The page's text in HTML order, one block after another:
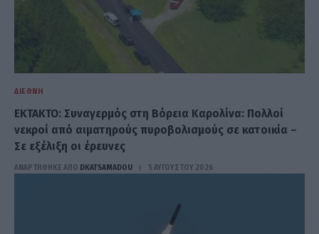
ΔΙΕΘΝΉ
EKTAKTO: Συναγερμός στη Βόρεια Καρολίνα: Πολλοί
νεκροί από αιματηρούς πυροβολισμούς σε κατοικία –
Σε εξέλιξη οι έρευνες
ΑΝΑΡΤΗΘΗΚΕ ΑΠΟ DKATSAMADOU 5 ΑΥΓΟΎΣΤΟΥ 2026